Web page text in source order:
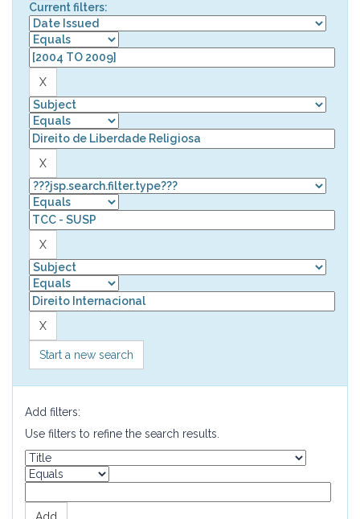
Current filters:
Start a new search
Add filters:
Use filters to refine the search results.